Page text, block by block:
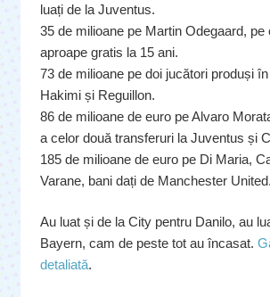
luați de la Juventus.
35 de milioane pe Martin Odegaard, pe
aproape gratis la 15 ani.
73 de milioane pe doi jucători produși
Hakimi și Reguillon.
86 de milioane de euro pe Alvaro
a celor două transferuri la Juventus și
185 de milioane de euro pe Di Maria,
Varane, bani dați de Manchester United.
Au luat și de la City pentru Danilo, au
Bayern, cam de peste tot au încasat.
detaliată.